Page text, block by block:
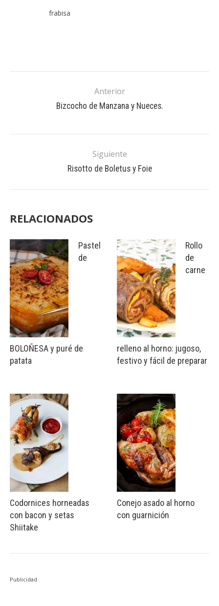
frabisa
Anterior
Bizcocho de Manzana y Nueces.
Siguiente
Risotto de Boletus y Foie
RELACIONADOS
Pastel
de
BOLOÑESA y puré de
patata
Codornices horneadas
con bacon y setas
Shiitake
Rollo
de
carne
relleno al horno: jugoso,
festivo y fácil de preparar
Conejo asado al horno
con guarnición
Publicidad